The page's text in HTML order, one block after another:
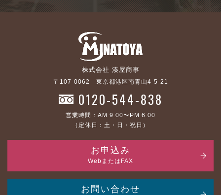
株式会社 湊屋商事
〒107-0062 東京都港区南青山4-5-21
0120-544-838
営業時間：AM 9:00〜PM 6:00
（定休日：土・日・祝日）
お申込み
WebまたはFAX
お問い合わせ